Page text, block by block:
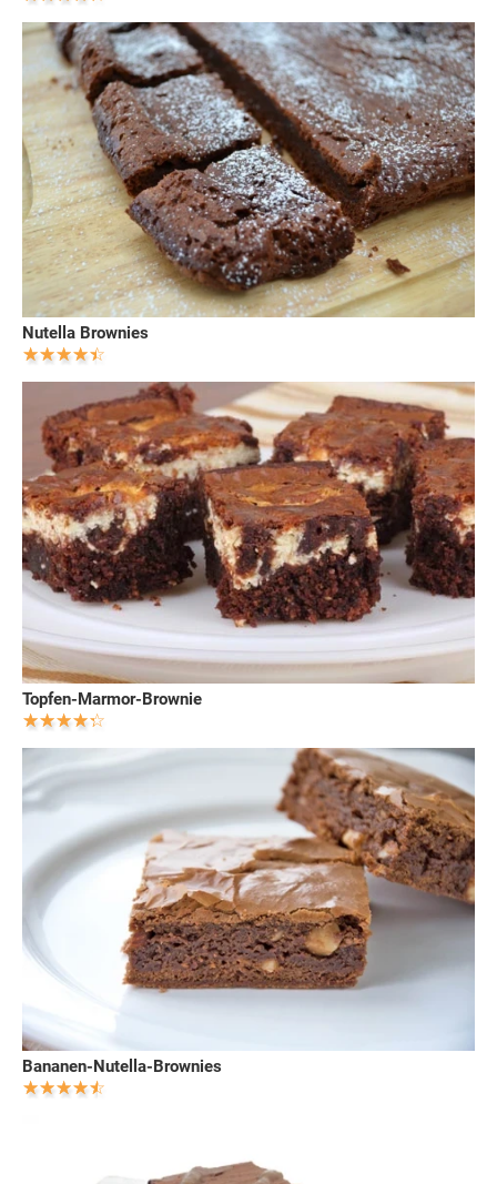
Nutella Brownies
Topfen-Marmor-Brownie
Bananen-Nutella-Brownies